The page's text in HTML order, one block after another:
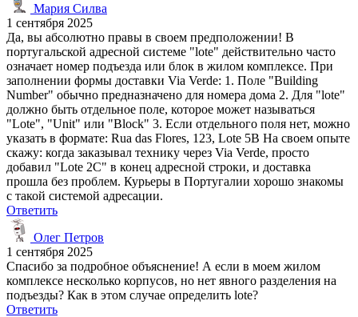
Мария Силва
1 сентября 2025
Да, вы абсолютно правы в своем предположении! В
португальской адресной системе "lote" действительно часто
означает номер подъезда или блок в жилом комплексе. При
заполнении формы доставки Via Verde: 1. Поле "Building
Number" обычно предназначено для номера дома 2. Для "lote"
должно быть отдельное поле, которое может называться
"Lote", "Unit" или "Block" 3. Если отдельного поля нет, можно
указать в формате: Rua das Flores, 123, Lote 5B На своем опыте
скажу: когда заказывал технику через Via Verde, просто
добавил "Lote 2C" в конец адресной строки, и доставка
прошла без проблем. Курьеры в Португалии хорошо знакомы
с такой системой адресации.
Ответить
Олег Петров
1 сентября 2025
Спасибо за подробное объяснение! А если в моем жилом
комплексе несколько корпусов, но нет явного разделения на
подъезды? Как в этом случае определить lote?
Ответить